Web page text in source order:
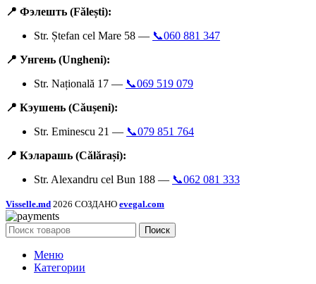
📍 Фэлешть (Fălești):
Str. Ștefan cel Mare 58 — 📞060 881 347
📍 Унгень (Ungheni):
Str. Națională 17 — 📞069 519 079
📍 Кэушень (Căușeni):
Str. Eminescu 21 — 📞079 851 764
📍 Кэларашь (Călărași):
Str. Alexandru cel Bun 188 — 📞062 081 333
Visselle.md 2026 СОЗДАНО evegal.com
Поиск
Меню
Категории